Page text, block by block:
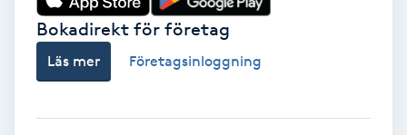
Gruppträning
Gua Sha-massage
Bokadirekt för företag
Läs mer Företagsinloggning